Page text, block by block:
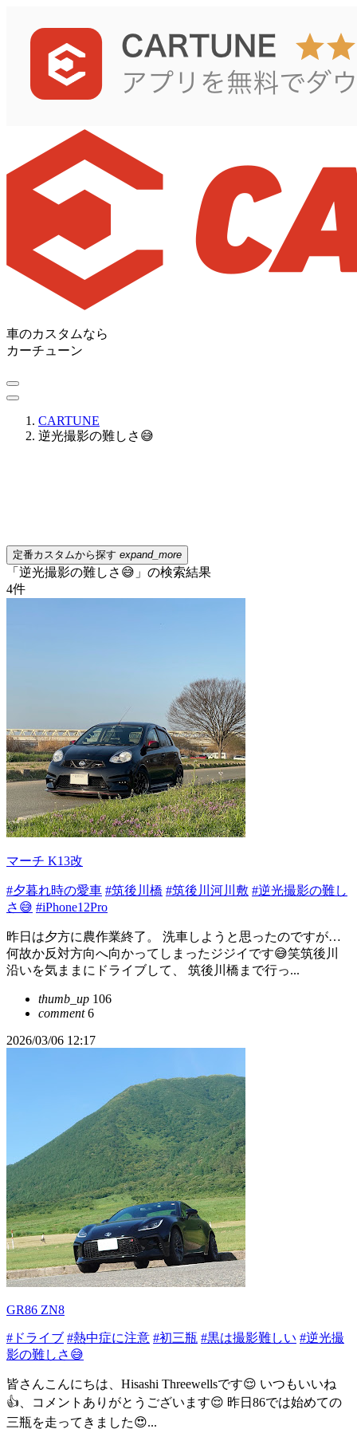
車のカスタムなら
カーチューン
CARTUNE
逆光撮影の難しさ😅
定番カスタムから探す expand_more
「逆光撮影の難しさ😅」の検索結果
4件
マーチ K13改
#夕暮れ時の愛車 #筑後川橋 #筑後川河川敷 #逆光撮影の難し
さ😅 #iPhone12Pro
昨日は夕方に農作業終了。 洗車しようと思ったのですが…
何故か反対方向へ向かってしまったジジイです😅笑筑後川
沿いを気ままにドライブして、 筑後川橋まで行っ...
thumb_up 106
comment6
2026/03/06 12:17
GR86 ZN8
#ドライブ #熱中症に注意 #初三瓶 #黒は撮影難しい #逆光撮
影の難しさ😅
皆さんこんにちは、Hisashi Threewellsです😌 いつもいいね
👍️、コメントありがとうございます😌 昨日86では始めての
三瓶を走ってきました😍...